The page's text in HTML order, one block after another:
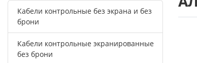
Кабели контрольные без экрана и без
брони
Кабели контрольные экранированные
без брони